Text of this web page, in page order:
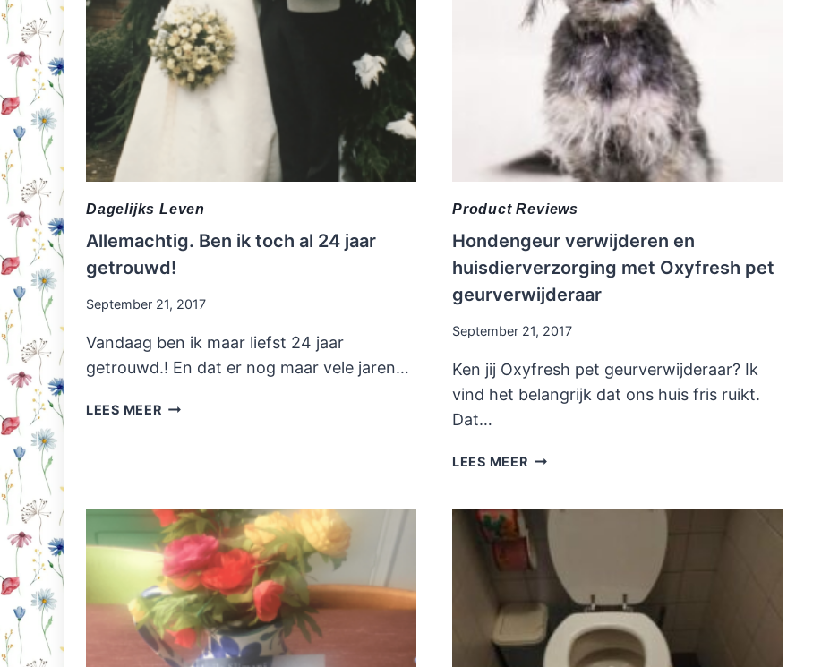
Dagelijks Leven
Allemachtig. Ben ik toch al 24 jaar
getrouwd!
September 21, 2017
Vandaag ben ik maar liefst 24 jaar
getrouwd.! En dat er nog maar vele jaren…
LEES MEERALLEMACHTIG.
24
JAAR
GETROUWD!
Product Reviews
Hondengeur verwijderen en
huisdierverzorging met Oxyfresh pet
geurverwijderaar
September 21, 2017
Ken jij Oxyfresh pet geurverwijderaar? Ik
vind het belangrijk dat ons huis fris ruikt.
Dat…
LEES MEERHONDENGEUR
MET
OXYFRESH
GEURVERWIJDERAAR